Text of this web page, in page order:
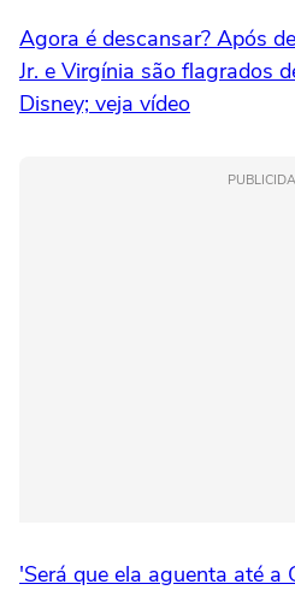
Agora é descansar? Após
Jr. e Virgínia são flagrados
Disney; veja vídeo
'Será que ela aguenta até a